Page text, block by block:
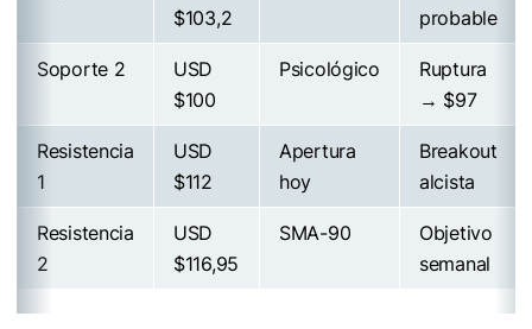
$103,2
probable
Soporte 2
USD
$100
Psicológico
Ruptura
→ $97
Resistencia
1
USD
$112
Apertura
hoy
Breakout
alcista
Resistencia
2
USD
$116,95
SMA-90
Objetivo
semanal